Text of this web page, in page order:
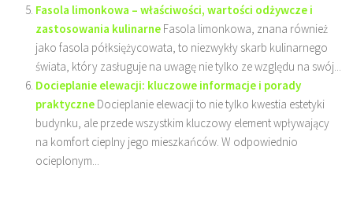
Fasola limonkowa – właściwości, wartości odżywcze i
zastosowania kulinarne Fasola limonkowa, znana również
jako fasola półksiężycowata, to niezwykły skarb kulinarnego
świata, który zasługuje na uwagę nie tylko ze względu na swój...
Docieplanie elewacji: kluczowe informacje i porady
praktyczne Docieplanie elewacji to nie tylko kwestia estetyki
budynku, ale przede wszystkim kluczowy element wpływający
na komfort cieplny jego mieszkańców. W odpowiednio
ocieplonym...